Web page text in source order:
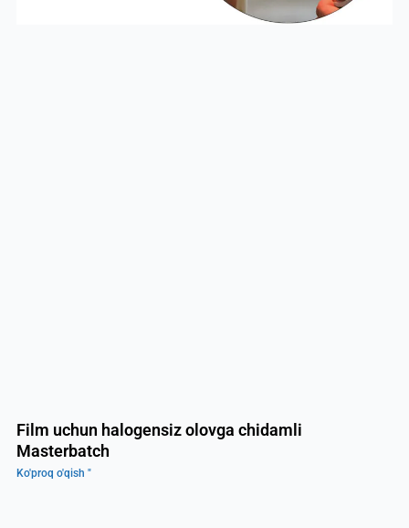
Film uchun halogensiz olovga chidamli
Masterbatch
Ko'proq o'qish "